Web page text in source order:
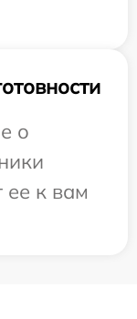
о
ее к вам